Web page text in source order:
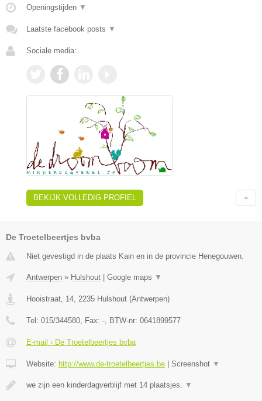
Openingstijden ▼
Laatste facebook posts ▼
Sociale media:
BEKIJK VOLLEDIG PROFIEL
De Troetelbeertjes bvba
Niet gevestigd in de plaats Kain en in de provincie Henegouwen.
Antwerpen » Hulshout Google maps ▼
Hooistraat, 14 2235 Hulshout (Antwerpen)
Tel: 015/344580 , Fax: - , BTW-nr: 0641899577
E-mail › De Troetelbeertjes bvba
Website: http://www.de-troetelbeertjes.be Screenshot ▼
we zijn een kinderdagverblijf met 14 plaatsjes. ▼